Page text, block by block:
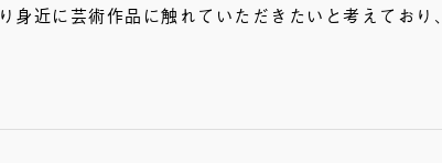
身近に芸術作品に触れていただきたいと考えてお